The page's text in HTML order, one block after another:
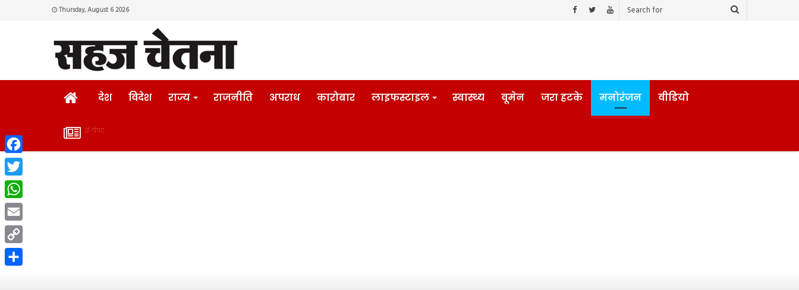
Thursday, August 6 2026
HOMEदेश विदेश राज्य राजनीति अपराध कारोबार लाइफस्टाइल स्वास्थ्य वूमेन जरा हटके मनोरंजन वीडियो
ई-
ई-पेपर
Facebook
Twitter
WhatsApp
Email
Copy
Link